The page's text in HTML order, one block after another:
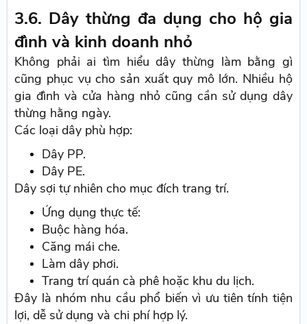
3.6. Dây thừng đa dụng cho hộ gia
đình và kinh doanh nhỏ
Không phải ai tìm hiểu dây thừng làm bằng gì
cũng phục vụ cho sản xuất quy mô lớn. Nhiều hộ
gia đình và cửa hàng nhỏ cũng cần sử dụng dây
thừng hằng ngày.
Các loại dây phù hợp:
Dây PP.
Dây PE.
Dây sợi tự nhiên cho mục đích trang trí.
Ứng dụng thực tế:
Buộc hàng hóa.
Căng mái che.
Làm dây phơi.
Trang trí quán cà phê hoặc khu du lịch.
Đây là nhóm nhu cầu phổ biến vì ưu tiên tính tiện
lợi, dễ sử dụng và chi phí hợp lý.